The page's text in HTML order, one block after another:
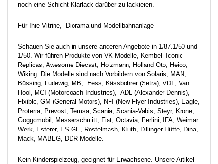
noch eine Schicht Klarlack darüber zu lackieren.
Für Ihre Vitrine, Diorama und Modellbahnanlage
Schauen Sie auch in unsere anderen Angebote in 1/87,1/50 und
1/50. Wir führen Produkte von VK-Modelle, Kembel, Iconic
Replicas, Awesome Diecast, Holzmann, Holland Oto, Heico,
Wiking. Die Modelle sind nach Vorbildern von Solaris, MAN,
Büssing, Ludewig, MB, Hess, Kässbohrer (Setra), VDL, Van
Hool, MCI (Motorcoach Industries), ADL (Alexander-Dennis),
Flxible, GM (General Motors), NFI (New Flyer Industries), Eagle,
Proterra, Prevost, Temsa, Scania, Scania-Vabis, Steyr, Krone,
Goggomobil, Messerschmitt, Fiat, Octavia, Perlini, IFA, Weimar
Werk, Esterer, ES-GE, Rostelmash, Kluth, Dillinger Hütte, Dina,
Mack, MABEG, DDR-Modelle.
Kein Kinderspielzeug, geeignet für Erwachsene. Unsere Artikel